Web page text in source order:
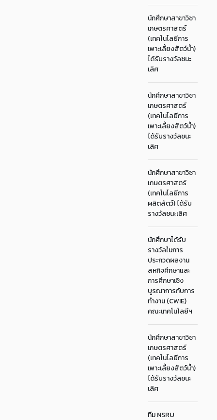
นักศึกษาสาขาวิชา
เกษตรศาสตร์
(เทคโนโลยีการ
เพาะเลี้ยงสัตว์น้ำ)
ได้รับรางวัลชนะ
เลิศ
นักศึกษาสาขาวิชา
เกษตรศาสตร์
(เทคโนโลยีการ
เพาะเลี้ยงสัตว์น้ำ)
ได้รับรางวัลชนะ
เลิศ
นักศึกษาสาขาวิชา
เกษตรศาสตร์
(เทคโนโลยีการ
ผลิตสัตว์) ได้รับ
รางวัลชนะเลิศ
นักศึกษาได้รับ
รางวัลในการ
ประกวดผลงาน
สหกิจศึกษาและ
การศึกษาเชิง
บูรณาการกับการ
ทำงาน (CWIE)
คณะเทคโนโลยีฯ
นักศึกษาสาขาวิชา
เกษตรศาสตร์
(เทคโนโลยีการ
เพาะเลี้ยงสัตว์น้ำ)
ได้รับรางวัลชนะ
เลิศ
ทีม NSRU